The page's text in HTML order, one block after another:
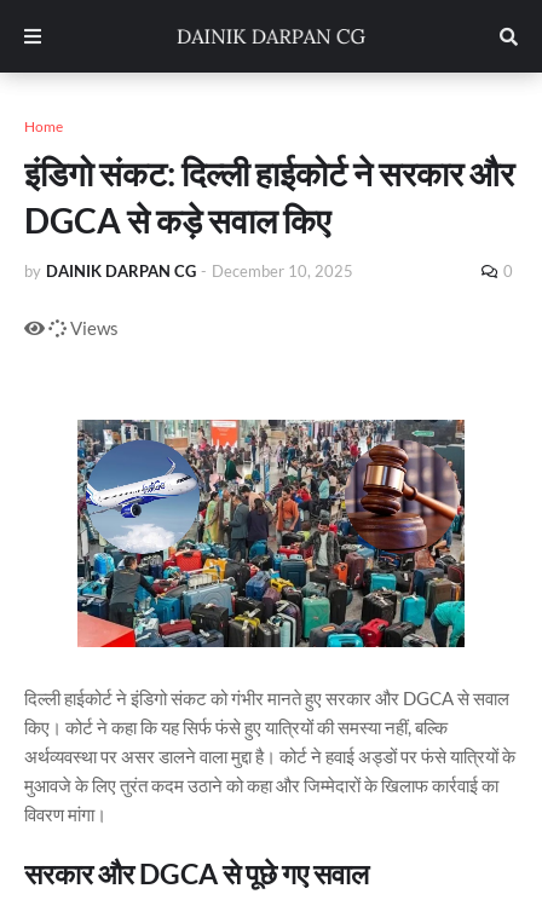
Home
इंडिगो संकट: दिल्ली हाईकोर्ट ने सरकार और
DGCA से कड़े सवाल किए
by DAINIK DARPAN CG - December 10, 2025 0
Views
दिल्ली हाईकोर्ट ने इंडिगो संकट को गंभीर मानते हुए सरकार और DGCA से सवाल
किए। कोर्ट ने कहा कि यह सिर्फ फंसे हुए यात्रियों की समस्या नहीं, बल्कि
अर्थव्यवस्था पर असर डालने वाला मुद्दा है। कोर्ट ने हवाई अड्डों पर फंसे यात्रियों के
मुआवजे के लिए तुरंत कदम उठाने को कहा और जिम्मेदारों के खिलाफ कार्रवाई का
विवरण मांगा।
सरकार और DGCA से पूछे गए सवाल